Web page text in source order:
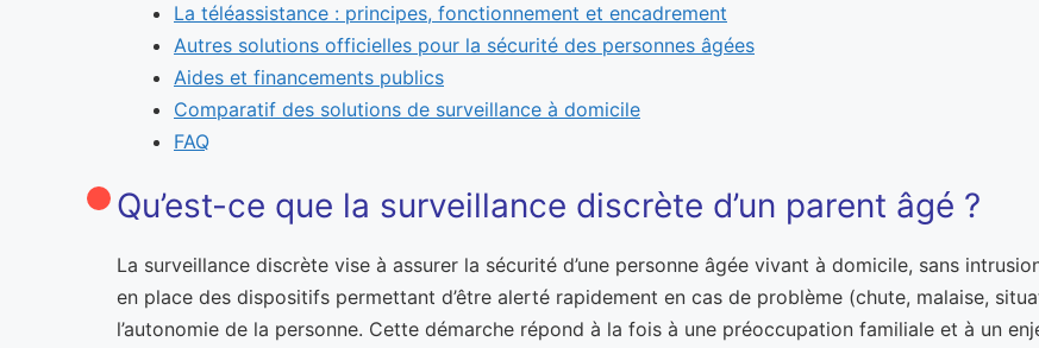
La téléassistance : principes, fonctionnement et encadrement
Autres solutions officielles pour la sécurité des personnes âgées
Aides et financements publics
Comparatif des solutions de surveillance à domicile
FAQ
Qu’est-ce que la surveillance discrète d’un parent âgé ?
La surveillance discrète vise à assurer la sécurité d’une personne âgée vivant à domicile, sans
en place des dispositifs permettant d’être alerté rapidement en cas de problème (chute, malaise,
l’autonomie de la personne. Cette démarche répond à la fois à une préoccupation familiale et à un